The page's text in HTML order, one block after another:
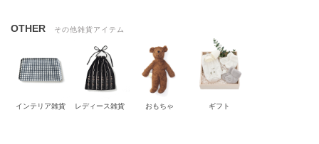
OTHER その他雑貨アイテム
インテリア雑貨 レディース雑貨 おもちゃ ギフト